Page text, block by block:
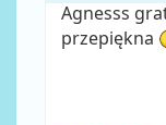
Agnesss
przepiękna